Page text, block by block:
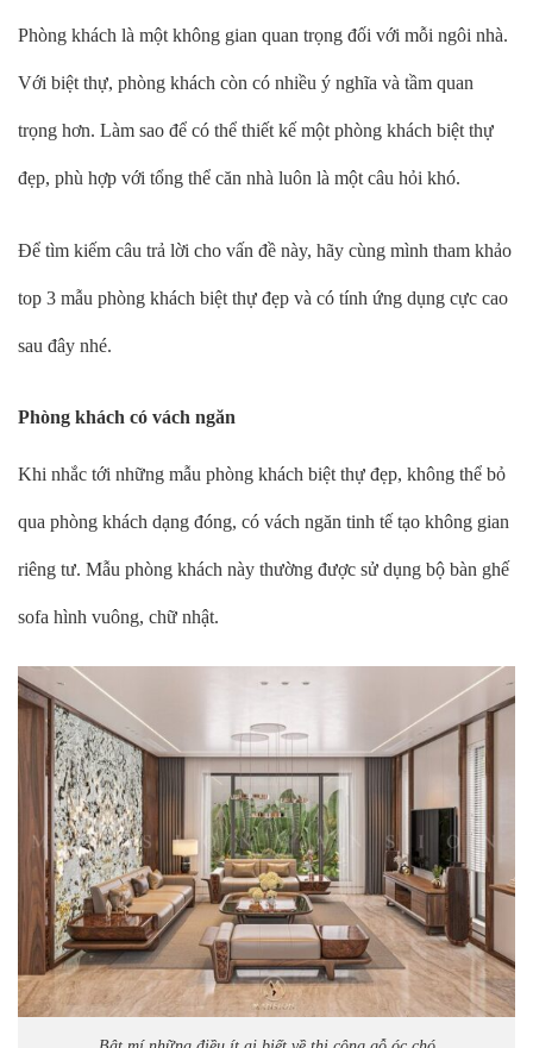
Phòng khách là một không gian quan trọng đối với mỗi ngôi nhà.
Với biệt thự, phòng khách còn có nhiều ý nghĩa và tầm quan
trọng hơn. Làm sao để có thể thiết kế một phòng khách biệt thự
đẹp, phù hợp với tổng thể căn nhà luôn là một câu hỏi khó.
Để tìm kiếm câu trả lời cho vấn đề này, hãy cùng mình tham khảo
top 3 mẫu phòng khách biệt thự đẹp và có tính ứng dụng cực cao
sau đây nhé.
Phòng khách có vách ngăn
Khi nhắc tới những mẫu phòng khách biệt thự đẹp, không thể bỏ
qua phòng khách dạng đóng, có vách ngăn tinh tế tạo không gian
riêng tư. Mẫu phòng khách này thường được sử dụng bộ bàn ghế
sofa hình vuông, chữ nhật.